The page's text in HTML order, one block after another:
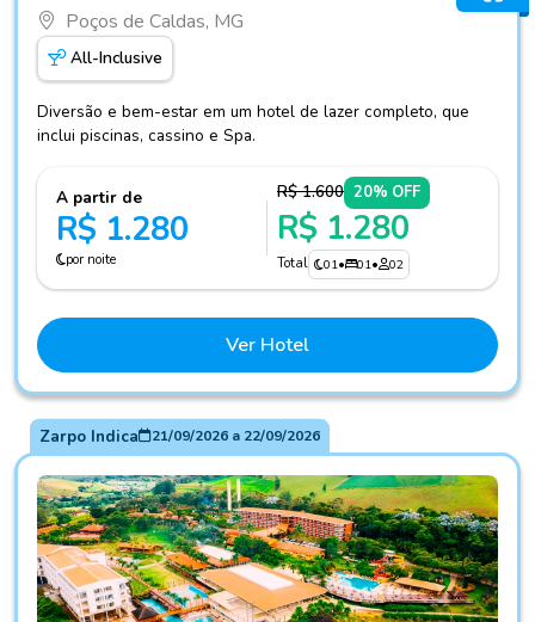
Poços de Caldas, MG
All-Inclusive
Diversão e bem-estar em um hotel de lazer completo, que
inclui piscinas, cassino e Spa.
A partir de
R$ 1.280
por noite
R$ 1.600 20% OFF
R$ 1.280
Total 01• 01• 02
Ver Hotel
Zarpo Indica 21/09/2026a 22/09/2026